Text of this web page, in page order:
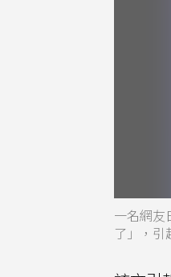
一名網友
了」，引